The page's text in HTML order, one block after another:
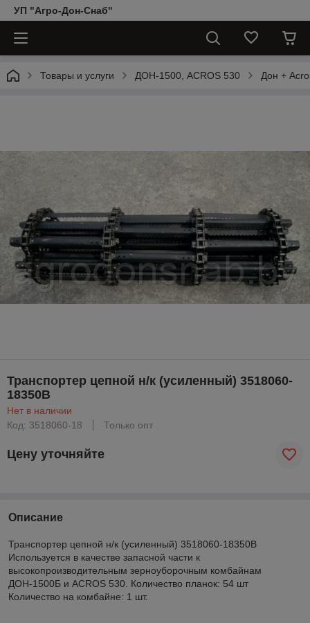
УП "Агро-Дон-Снаб"
Товары и услуги ДОН-1500, АCROS 530 Дон +
Транспортер цепной н/к (усиленный) 3518060-
18350В
Нет в наличии
Код: 3518060-18
Только опт
Цену уточняйте
Описание
Транспортер цепной н/к (усиленный) 3518060-18350В
Используется в качестве запасной части к
высокопроизводительным зерноуборочным комбайнам
ДОН-1500Б и ACROS 530. Количество планок: 54 шт
Количество на комбайне: 1 шт.